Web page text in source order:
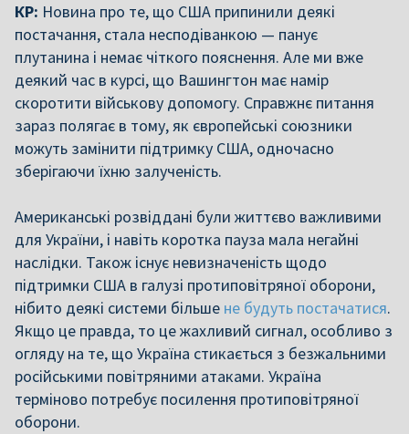
КР: Новина про те, що США припинили деякі
постачання, стала несподіванкою — панує
плутанина і немає чіткого пояснення. Але ми вже
деякий час в курсі, що Вашингтон має намір
скоротити військову допомогу. Справжнє питання
зараз полягає в тому, як європейські союзники
можуть замінити підтримку США, одночасно
зберігаючи їхню залученість.
Американські розвіддані були життєво важливими
для України, і навіть коротка пауза мала негайні
наслідки. Також існує невизначеність щодо
підтримки США в галузі протиповітряної оборони,
нібито деякі системи більше не будуть постачатися.
Якщо це правда, то це жахливий сигнал, особливо з
огляду на те, що Україна стикається з безжальними
російськими повітряними атаками. Україна
терміново потребує посилення протиповітряної
оборони.